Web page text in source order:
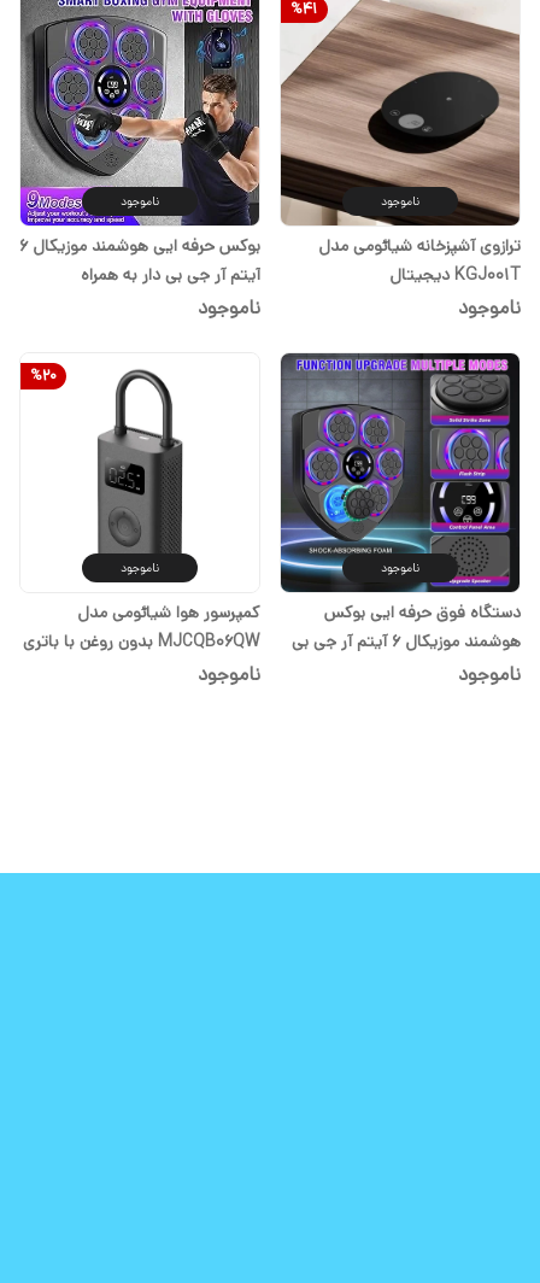
%41
ناموجود
ترازوی آشپزخانه شیائومی مدل
KGJ001T دیجیتال
ناموجود
ناموجود
بوکس حرفه ایی هوشمند موزیکال 6
آیتم آر جی بی دار به همراه
دستکش
ناموجود
ناموجود
دستگاه فوق حرفه ایی بوکس
هوشمند موزیکال 6 آیتم آر جی بی
دار
ناموجود
%20
ناموجود
کمپرسور هوا شیائومی مدل
MJCQB06QW بدون روغن با باتری
ناموجود